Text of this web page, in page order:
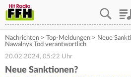
Nachrichten > Top-Meldungen > Neue
Nawalnys Tod verantwortlich
20.02.2024, 05:22 Uhr
Neue Sanktionen?